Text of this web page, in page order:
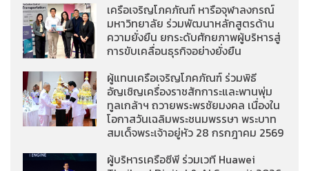
เครือเจริญโภคภัณฑ์ หารือจุฬาลงกรณ์
มหาวิทยาลัย ร่วมพัฒนาหลักสูตรด้าน
ความยั่งยืน ยกระดับศักยภาพผู้บริหารสู่
การขับเคลื่อนธุรกิจอย่างยั่งยืน
ผู้แทนเครือเจริญโภคภัณฑ์ ร่วมพิธี
อัญเชิญเครื่องราชสักการะและพานพุ่ม
ทูลเกล้าฯ ถวายพระพรชัยมงคล เนื่องใน
โอกาสวันเฉลิมพระชนมพรรษา พระบาท
สมเด็จพระเจ้าอยู่หัว 28 กรกฎาคม 2569
ผู้บริหารเครือซีพี ร่วมเวที Huawei